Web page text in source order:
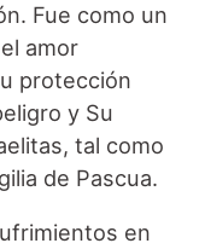
Fue como un
amor
protección
y Su
tal como
de Pascua.
en